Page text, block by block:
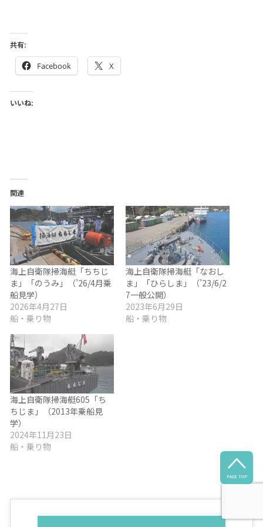
共有:
Facebook X
いいね:
関連
海上自衛隊掃海艇「ちちじ
ま」「のうみ」（’26/4月乗
船見学）
2026年4月27日
船・乗り物
海上自衛隊掃海艇「なおし
ま」「ひらしま」（’23/6/2
7一般公開）
2023年6月29日
船・乗り物
海上自衛隊掃海艇605「ち
ちじま」（2013年乗船見
学）
2024年11月23日
船・乗り物

PAGE TOP